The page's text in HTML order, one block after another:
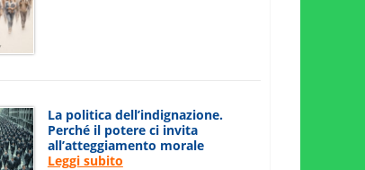
La politica dell’indignazione.
Perché il potere ci invita
all’atteggiamento morale
Leggi subito